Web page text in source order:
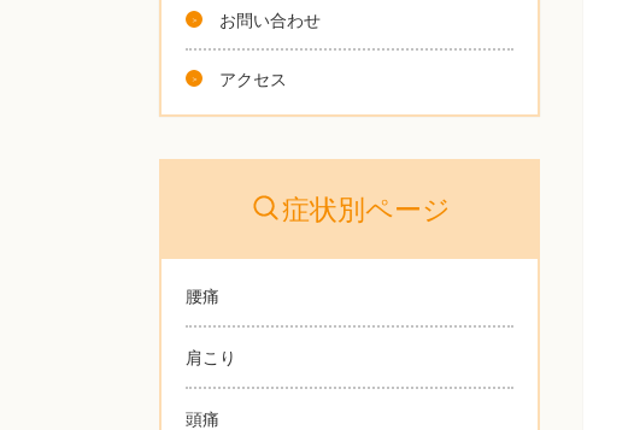
お問い合わせ
アクセス
症状別ページ
腰痛
肩こり
頭痛